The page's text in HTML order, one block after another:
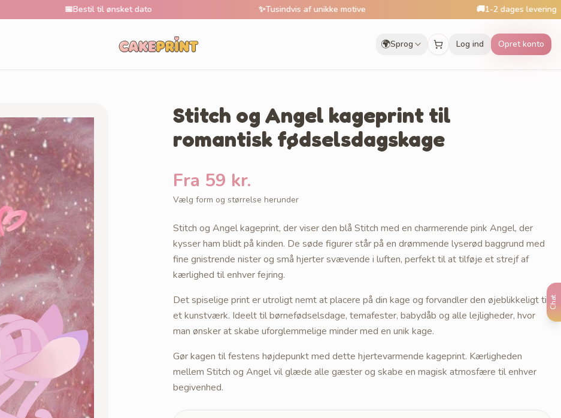
Chat
Bestil til ønsket dato Tusindvis af unikke motive 1-2 dages levering
🌍Sprog Log ind Opret konto
Stitch og Angel kageprint til
romantisk fødselsdagskage
Fra 59 kr.
Vælg form og størrelse herunder
Stitch og Angel kageprint, der viser den blå Stitch med en charmerende pink Angel, der
kysser ham blidt på kinden. De søde figurer står på en drømmende lyserød baggrund med
fine gnistrende nister og små hjerter svævende i luften, perfekt til at tilføje et strejf af
kærlighed til enhver fejring.
Det spiselige print er utroligt nemt at placere på din kage og forvandler den øjeblikkeligt til
et kunstværk. Ideelt til børnefødselsdage, temafester, babydåb og alle lejligheder, hvor
man ønsker at skabe uforglemmelige minder med en unik kage.
Gør kagen til festens højdepunkt med dette hjertevarmende kageprint. Kærligheden
mellem Stitch og Angel vil glæde alle gæster og skabe en magisk atmosfære til enhver
begivenhed.